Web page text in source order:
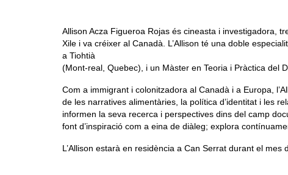
Allison Acza Figueroa Rojas és cineasta i investigadora,
Xile i va créixer al Canadà. L’Allison té una doble
a Tiohtià
(Mont-real, Quebec), i un Màster en Teoria i Pràctica del
Com a immigrant i colonitzadora al Canadà i a Europa,
de les narratives alimentàries, la política d’identitat i les
informen la seva recerca i perspectives dins del camp
font d’inspiració com a eina de diàleg; explora
L’Allison estarà en residència a Can Serrat durant el mes